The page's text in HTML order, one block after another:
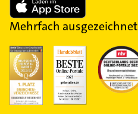
Mehrfach ausgezeichnet